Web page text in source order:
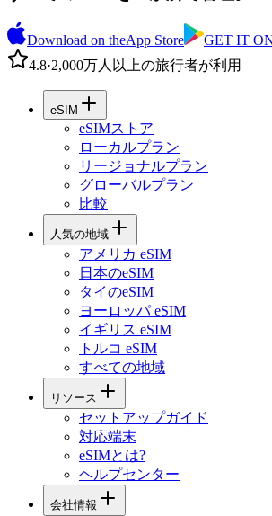
Download on theApp Store GET IT
4.8·2,000万人以上の旅行者が利用
eSIM
eSIMストア
ローカルプラン
リージョナルプラン
グローバルプラン
比較
人気の地域
アメリカ eSIM
日本のeSIM
タイのeSIM
ヨーロッパ eSIM
イギリス eSIM
トルコ eSIM
すべての地域
リソース
セットアップガイド
対応端末
eSIMとは?
ヘルプセンター
会社情報